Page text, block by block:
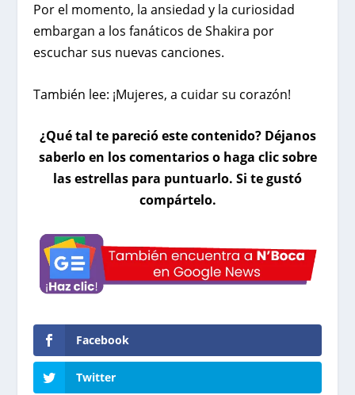
Por el momento, la ansiedad y la curiosidad
embargan a los fanáticos de Shakira por
escuchar sus nuevas canciones.
También lee: ¡Mujeres, a cuidar su corazón!
¿Qué tal te pareció este contenido? Déjanos
saberlo en los comentarios o haga clic sobre
las estrellas para puntuarlo. Si te gustó
compártelo.
Facebook
Twitter